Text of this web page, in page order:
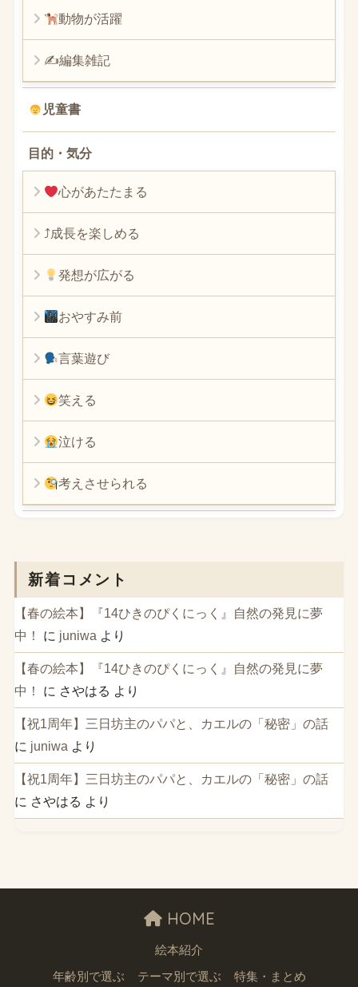
動物が活躍
✍編集雑記
児童書
目的・気分
心があたたまる
⤴︎成長を楽しめる
発想が広がる
おやすみ前
言葉遊び
笑える
泣ける
考えさせられる
新着コメント
【春の絵本】『14ひきのぴくにっく』自然の発見に夢
中！
に juniwa より
【春の絵本】『14ひきのぴくにっく』自然の発見に夢
中！
に さやはる より
【祝1周年】三日坊主のパパと、カエルの「秘密」の話
に juniwa より
【祝1周年】三日坊主のパパと、カエルの「秘密」の話
に さやはる より
HOME
絵本紹介
年齢別で選ぶ テーマ別で選ぶ 特集・まとめ